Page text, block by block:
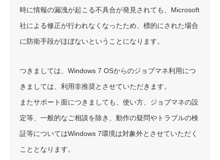
時に情報の漏洩が起こる不具合が発見されても、Microsoft
社による修正が行われなくなったため、標的にされた場合
に防衛手段がほぼないということになります。
つきましては、Windows 7 OSからのジョブマネ利用につ
きましては、利用非推奨とさせていただきます。
またサポート面につきましても、使い方、ジョブマネの設
定等、一般的なご相談を除き、動作の疑問やトラブルの検
証等についてはWindows 7環境は対象外とさせていただく
こととなります。